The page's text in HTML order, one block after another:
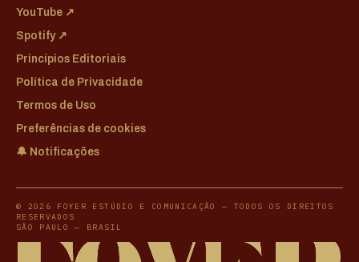
YouTube ↗
Spotify ↗
Princípios Editoriais
Política de Privacidade
Termos de Uso
Preferências de cookies
🔔 Notificações
© 2026 FOYER ESTÚDIO E COMUNICAÇÃO — TODOS OS DIREITOS
RESERVADOS
SÃO PAULO — BRASIL